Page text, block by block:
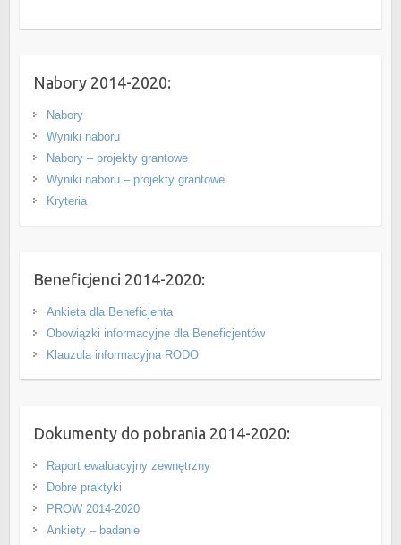
Nabory 2014-2020:
Nabory
Wyniki naboru
Nabory – projekty grantowe
Wyniki naboru – projekty grantowe
Kryteria
Beneficjenci 2014-2020:
Ankieta dla Beneficjenta
Obowiązki informacyjne dla Beneficjentów
Klauzula informacyjna RODO
Dokumenty do pobrania 2014-2020:
Raport ewaluacyjny zewnętrzny
Dobre praktyki
PROW 2014-2020
Ankiety – badanie